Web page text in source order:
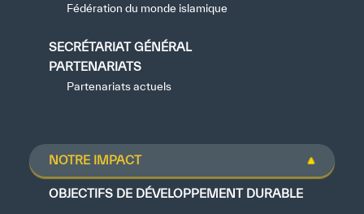
Fédération du monde islamique
SECRÉTARIAT GÉNÉRAL
PARTENARIATS
Partenariats actuels
NOTRE IMPACT
OBJECTIFS DE DÉVELOPPEMENT DURABLE